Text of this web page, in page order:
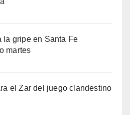
la gripe en Santa Fe
martes
el Zar del juego clandestino